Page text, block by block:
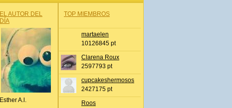
EL AUTOR DEL
DÍA
Esther A.l.
TOP MIEMBROS
martaelen
10126845 pt
Clarena Roux
2597793 pt
cupcakeshermosos
2427175 pt
Roos